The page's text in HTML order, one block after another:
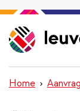
Overslaan
en
naar
inhoud
gaan
Home